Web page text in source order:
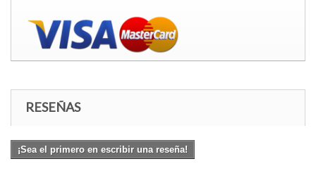
RESEÑAS
¡Sea el primero en escribir una reseña!